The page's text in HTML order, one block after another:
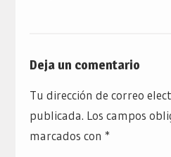
Deja un comentario
Tu dirección de correo
publicada. Los campos
marcados con *